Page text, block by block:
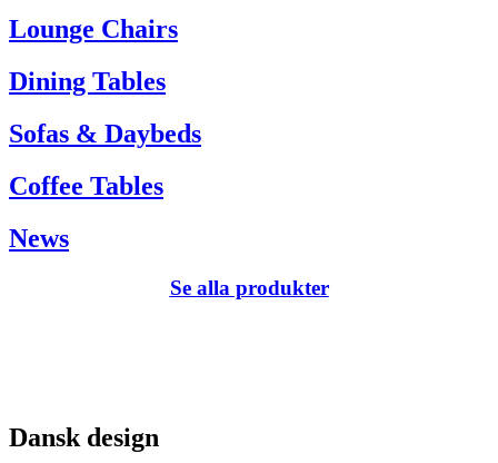
Tel. +45 66 12 14 04
info@carlhansen.dk
Lounge Chairs
Dining Tables
Sofas & Daybeds
Coffee Tables
News
Se alla produkter
Dansk design